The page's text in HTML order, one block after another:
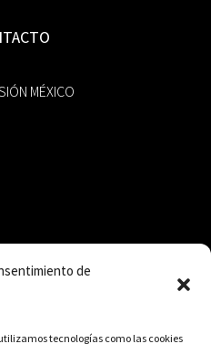
de
tecnologías como las cookies
MÉXICO